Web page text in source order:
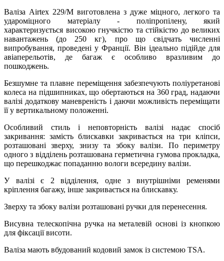
Валіза Airtex 229/M виготовлена ​​з дуже міцного, легкого та
удароміцного матеріалу - поліпропілену, який
характеризується високою гнучкістю та стійкістю до великих
навантажень (до 250 кг), про що свідчать численні
випробування, проведені у Франції. Він ідеально підійде для
авіаперельотів, де багаж є особливо вразливим до
пошкоджень.
Безшумне та плавне переміщення забезпечують поліуретанові
колеса на підшипниках, що обертаються на 360 град, надаючи
валізі додаткову маневреність і даючи можливість переміщати
її у вертикальному положенні.
Особливий стиль і неповторність валізі надає спосіб
закривання: замість блискавки закривається на три кліпси,
розташовані зверху, знизу та збоку валізи. По периметру
одного з відділень розташована герметична гумова прокладка,
що перешкоджає попаданню вологи всередину валізи.
У валізі є 2 відділення, одне з внутрішніми ременями
кріплення багажу, інше закривається на блискавку.
Зверху та збоку валізи розташовані ручки для перенесення.
Висувна телескопічна ручка на металевій основі із кнопкою
для фіксації висоти.
Валіза мають вбудований кодовий замок із системою TSA.